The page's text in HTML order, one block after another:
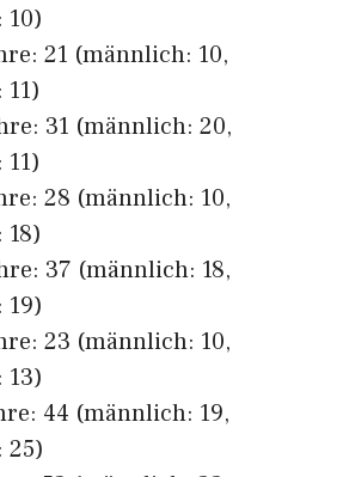
10)
21 (männlich: 10,
31 (männlich: 20,
28 (männlich: 10,
37 (männlich: 18,
19)
23 (männlich: 10,
13)
44 (männlich: 19,
25)